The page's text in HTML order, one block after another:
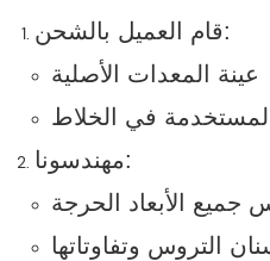
قام العميل بالشحن:
عينة المعدات الأصلية
المستخدمة في الخلاط
مهندسونا:
جميع الأبعاد الحرجة